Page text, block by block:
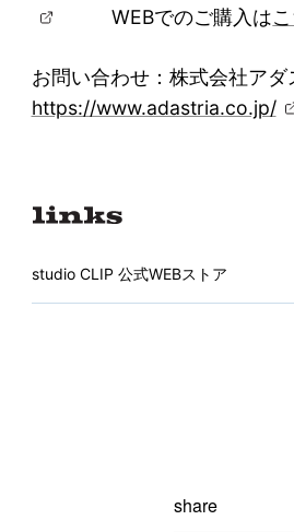
WEBでのご購入は
お問い合わせ：株式会社ア
https://www.adastria.co.jp/
studio CLIP 公式WEBストア
share